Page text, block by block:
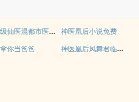
超级仙医混都市医心医意
神医凰后小说免费
你当爸爸 神医凰后凤舞君临渊免费小说